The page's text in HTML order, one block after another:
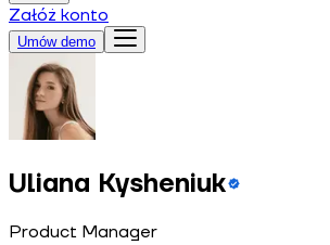
Załóż konto
Umów demo
Uliana Kysheniuk
Product Manager